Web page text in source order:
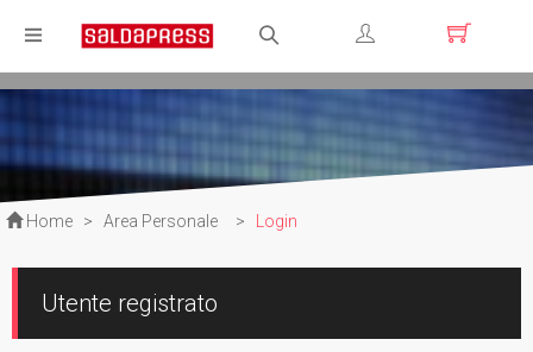
Registrati
Home > Area Personale > Login
Utente registrato